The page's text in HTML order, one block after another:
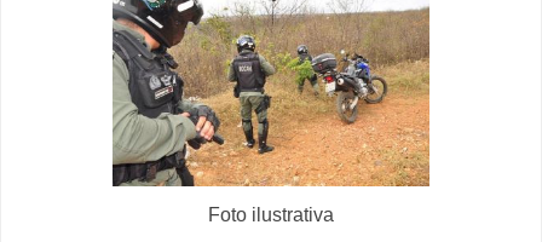
Foto ilustrativa